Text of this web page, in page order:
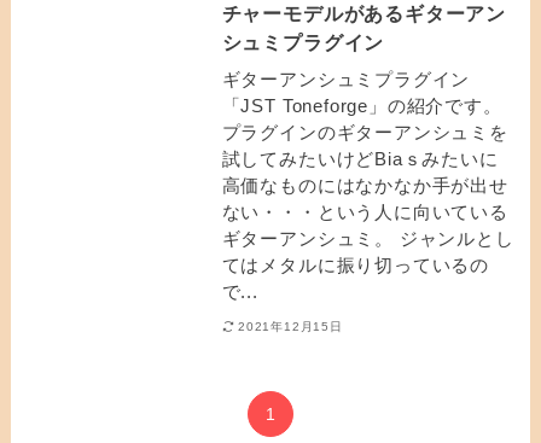
チャーモデルがあるギターアン
シュミプラグイン
ギターアンシュミプラグイン
「JST Toneforge」の紹介です。
プラグインのギターアンシュミを
試してみたいけどBiaｓみたいに
高価なものにはなかなか手が出せ
ない・・・という人に向いている
ギターアンシュミ。 ジャンルとし
てはメタルに振り切っているの
で...
2021年12月15日
1